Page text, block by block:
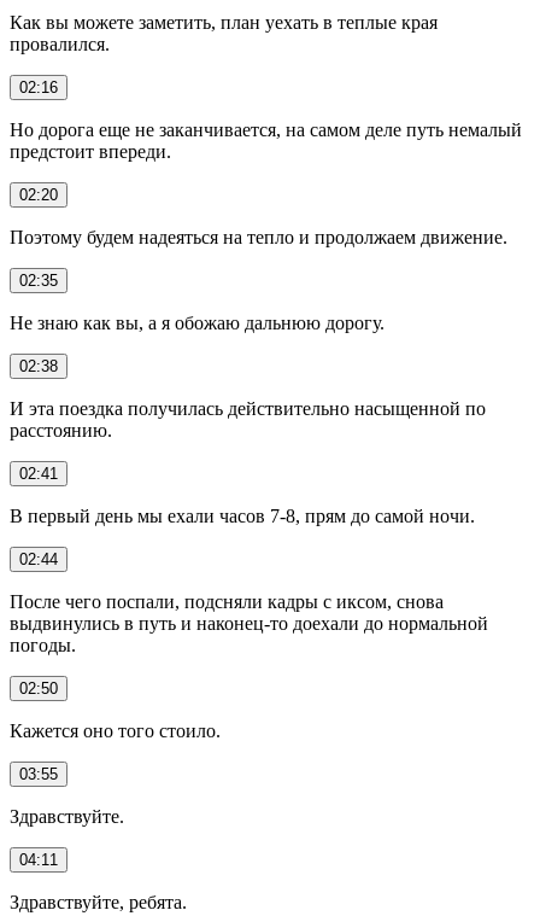
Как вы можете заметить, план уехать в теплые края
провалился.
02:16
Но дорога еще не заканчивается, на самом деле путь немалый
предстоит впереди.
02:20
Поэтому будем надеяться на тепло и продолжаем движение.
02:35
Не знаю как вы, а я обожаю дальнюю дорогу.
02:38
И эта поездка получилась действительно насыщенной по
расстоянию.
02:41
В первый день мы ехали часов 7-8, прям до самой ночи.
02:44
После чего поспали, подсняли кадры с иксом, снова
выдвинулись в путь и наконец-то доехали до нормальной
погоды.
02:50
Кажется оно того стоило.
03:55
Здравствуйте.
04:11
Здравствуйте, ребята.